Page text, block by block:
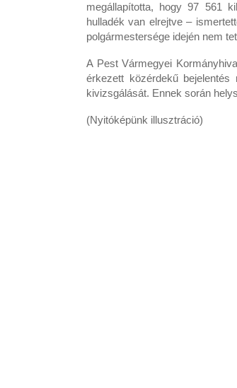
megállapította, hogy 97 561
hulladék van elrejtve –
polgármestersége idején nem
A Pest Vármegyei
érkezett közérdekű
kivizsgálását. Ennek során
(Nyitóképünk illusztráció)